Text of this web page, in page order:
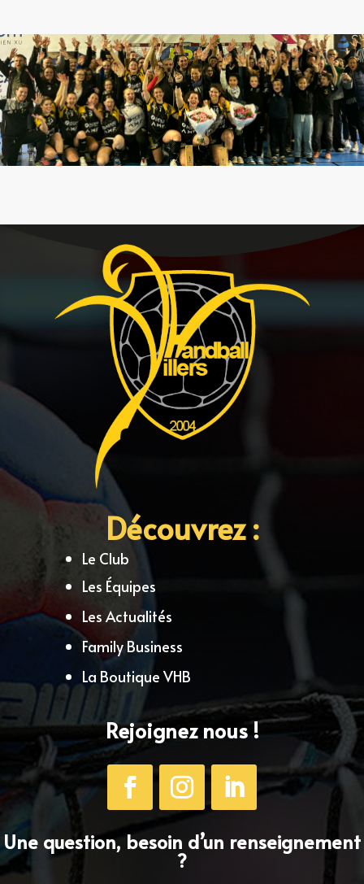
Découvrez :
Le Club
Les Équipes
Les Actualités
Family Business
La Boutique VHB
Rejoignez nous !
Une question, besoin d’un renseignement
?